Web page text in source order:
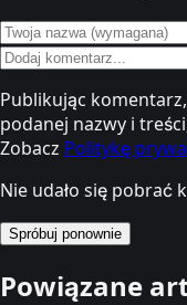
Publikując
podanej nazwy i
Zobacz Politykę
Nie udało się pobrać
Spróbuj ponownie
Powiązane